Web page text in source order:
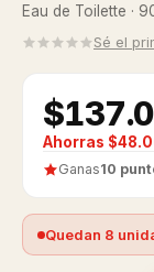
Eau de Toilette ·
Sé el
Ahorras
Ganas10
Quedan 8